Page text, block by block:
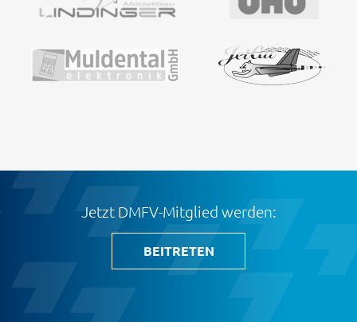
Jetzt DMFV-Mitglied werden:
BEITRETEN